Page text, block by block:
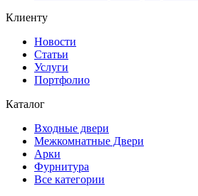
Клиенту
Новости
Cтатьи
Услуги
Портфолио
Каталог
Входные двери
Межкомнатные Двери
Арки
Фурнитура
Все категории